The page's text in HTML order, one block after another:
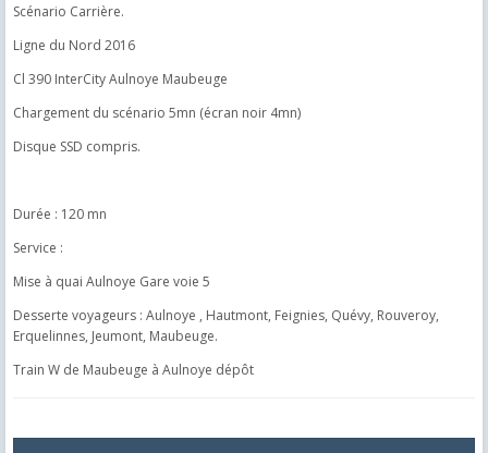
Scénario Carrière.
Ligne du Nord 2016
Cl 390 InterCity Aulnoye Maubeuge
Chargement du scénario 5mn (écran noir 4mn)
Disque SSD compris.
Durée : 120 mn
Service :
Mise à quai Aulnoye Gare voie 5
Desserte voyageurs : Aulnoye , Hautmont, Feignies, Quévy, Rouveroy,
Erquelinnes, Jeumont, Maubeuge.
Train W de Maubeuge à Aulnoye dépôt